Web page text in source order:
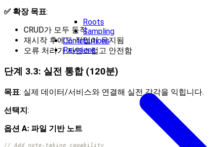
Roots
Sampling
Contributions
Revisions
✅ 확장 목표:
CRUD가 모두 동작
재시작 후에도 작업이 유지됨
오류 처리가 자연스럽고 안전함
단계 3.3: 실전 통합 (120분)
목표: 실제 데이터/서비스와 연결해 실전 감각을 익힙니다.
선택지:
옵션 A: 파일 기반 노트